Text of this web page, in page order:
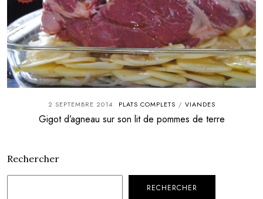
2 SEPTEMBRE 2014 PLATS COMPLETS / VIANDES
Gigot d’agneau sur son lit de pommes de terre
Rechercher
RECHERCHER